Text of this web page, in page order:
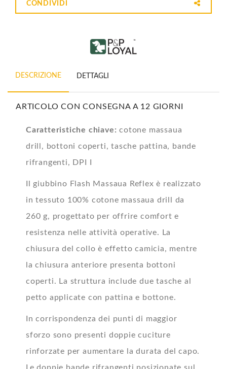
CONDIVIDI
DESCRIZIONE DETTAGLI
ARTICOLO CON CONSEGNA A 12 GIORNI
Caratteristiche chiave:cotone massaua
drill, bottoni coperti, tasche pattina, bande
rifrangenti, DPI I
Il giubbino Flash Massaua Reflex è realizzato
in tessuto 100% cotone massaua drill da
260 g, progettato per offrire comfort e
resistenza nelle attività operative. La
chiusura del collo è effetto camicia, mentre
la chiusura anteriore presenta bottoni
coperti. La struttura include due tasche al
petto applicate con pattina e bottone.
In corrispondenza dei punti di maggior
sforzo sono presenti doppie cuciture
rinforzate per aumentare la durata del capo.